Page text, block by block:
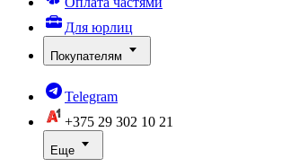
Для юрлиц
Покупателям
Telegram
+375 29 302 10 21
Еще